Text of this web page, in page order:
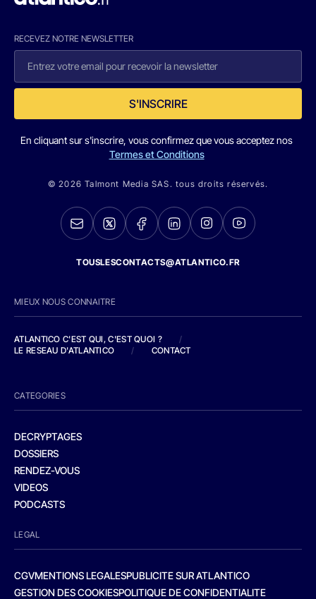
RECEVEZ NOTRE NEWSLETTER
S'INSCRIRE
En cliquant sur s'inscrire, vous confirmez que vous acceptez nos
Termes et Conditions
© 2026 Talmont Media SAS. tous droits réservés.
TOUSLESCONTACTS@ATLANTICO.FR
MIEUX NOUS CONNAITRE
ATLANTICO C'EST QUI, C'EST QUOI ?
/
LE RESEAU D'ATLANTICO
/ CONTACT
CATEGORIES
DECRYPTAGES
DOSSIERS
RENDEZ-VOUS
VIDEOS
PODCASTS
LEGAL
CGVMENTIONS LEGALESPUBLICITE SUR ATLANTICO
GESTION DES COOKIESPOLITIQUE DE CONFIDENTIALITE